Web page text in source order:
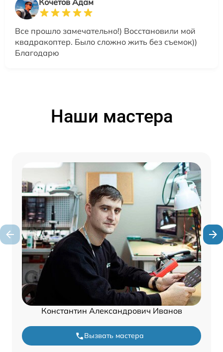
Кочетов Адам
Все прошло замечательно!) Восстановили мой
квадракоптер. Было сложно жить без съемок))
Благодарю
Наши мастера
Константин Александрович Иванов
Вызвать мастера